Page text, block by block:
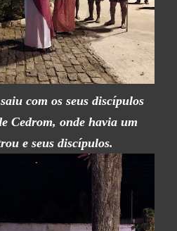
com os seus discípulos
Cedrom, onde havia um
e seus discípulos.